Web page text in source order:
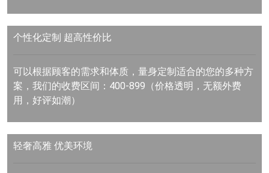
个性化定制 超高性价比
可以根据顾客的需求和体质，量身定制适合的您的多种方
案，我们的收费区间：400-899（价格透明，无额外费
用，好评如潮）
轻奢高雅优美环境